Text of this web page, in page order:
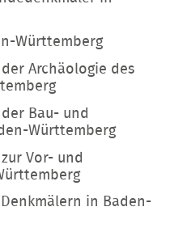
Württemberg
Archäologie des
Bau- und
Württemberg
Vor- und
in Baden-